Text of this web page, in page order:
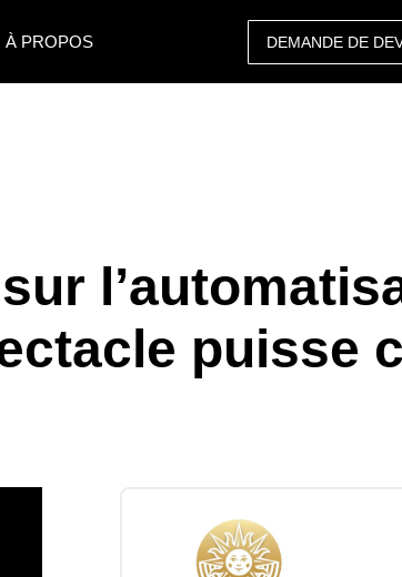
À PROPOS
Italia (Italiano)
Nederlands (English)
Belgium (English)
España (Español)
DEMANDE DE
puisse